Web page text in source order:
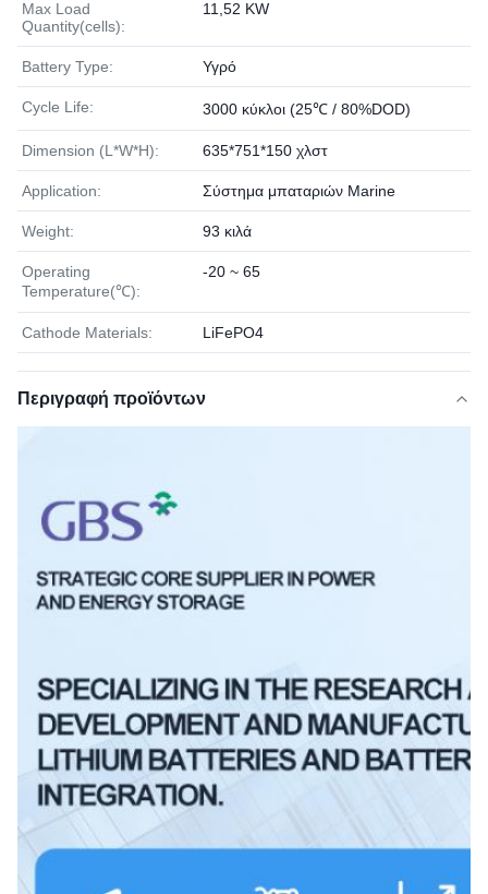
Max Load
Quantity(cells):
11,52 KW
Battery Type: Υγρό
Cycle Life: 3000 κύκλοι (25℃ / 80%DOD)
Dimension (L*W*H): 635*751*150 χλστ
Application: Σύστημα μπαταριών Marine
Weight: 93 κιλά
Operating
Temperature(℃):
-20 ~ 65
Cathode Materials: LiFePO4
Περιγραφή προϊόντων